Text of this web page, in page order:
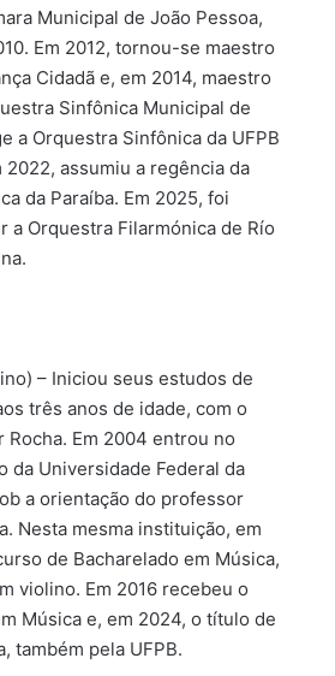
Municipal de João Pessoa,
Em 2012, tornou-se maestro
Cidadã e, em 2014, maestro
Sinfônica Municipal de
a Orquestra Sinfônica da UFPB
2022, assumiu a regência da
da Paraíba. Em 2025, foi
a Orquestra Filarmónica de Río
– Iniciou seus estudos de
três anos de idade, com o
Rocha. Em 2004 entrou no
da Universidade Federal da
a orientação do professor
Nesta mesma instituição, em
de Bacharelado em Música,
violino. Em 2016 recebeu o
Música e, em 2024, o título de
também pela UFPB.